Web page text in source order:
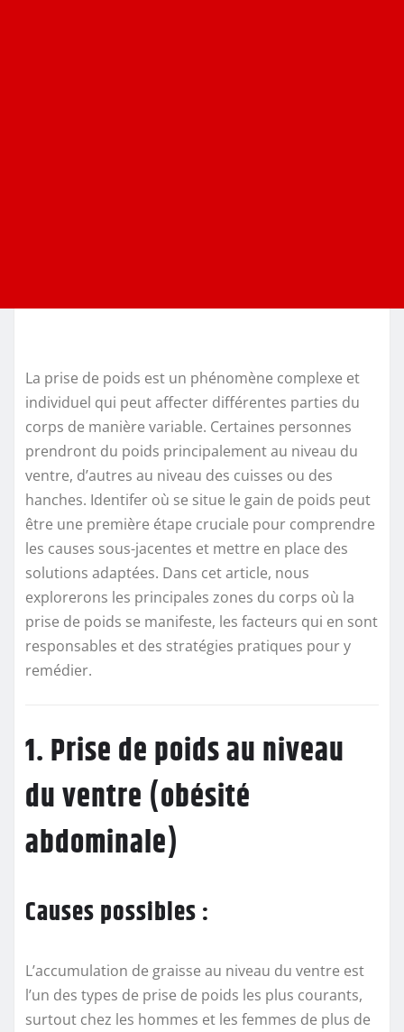
La prise de poids est un phénomène complexe et
individuel qui peut affecter différentes parties du
corps de manière variable. Certaines personnes
prendront du poids principalement au niveau du
ventre, d’autres au niveau des cuisses ou des
hanches. Identifer où se situe le gain de poids peut
être une première étape cruciale pour comprendre
les causes sous-jacentes et mettre en place des
solutions adaptées. Dans cet article, nous
explorerons les principales zones du corps où la
prise de poids se manifeste, les facteurs qui en sont
responsables et des stratégies pratiques pour y
remédier.
1. Prise de poids au niveau
du ventre (obésité
abdominale)
Causes possibles :
L’accumulation de graisse au niveau du ventre est
l’un des types de prise de poids les plus courants,
surtout chez les hommes et les femmes de plus de